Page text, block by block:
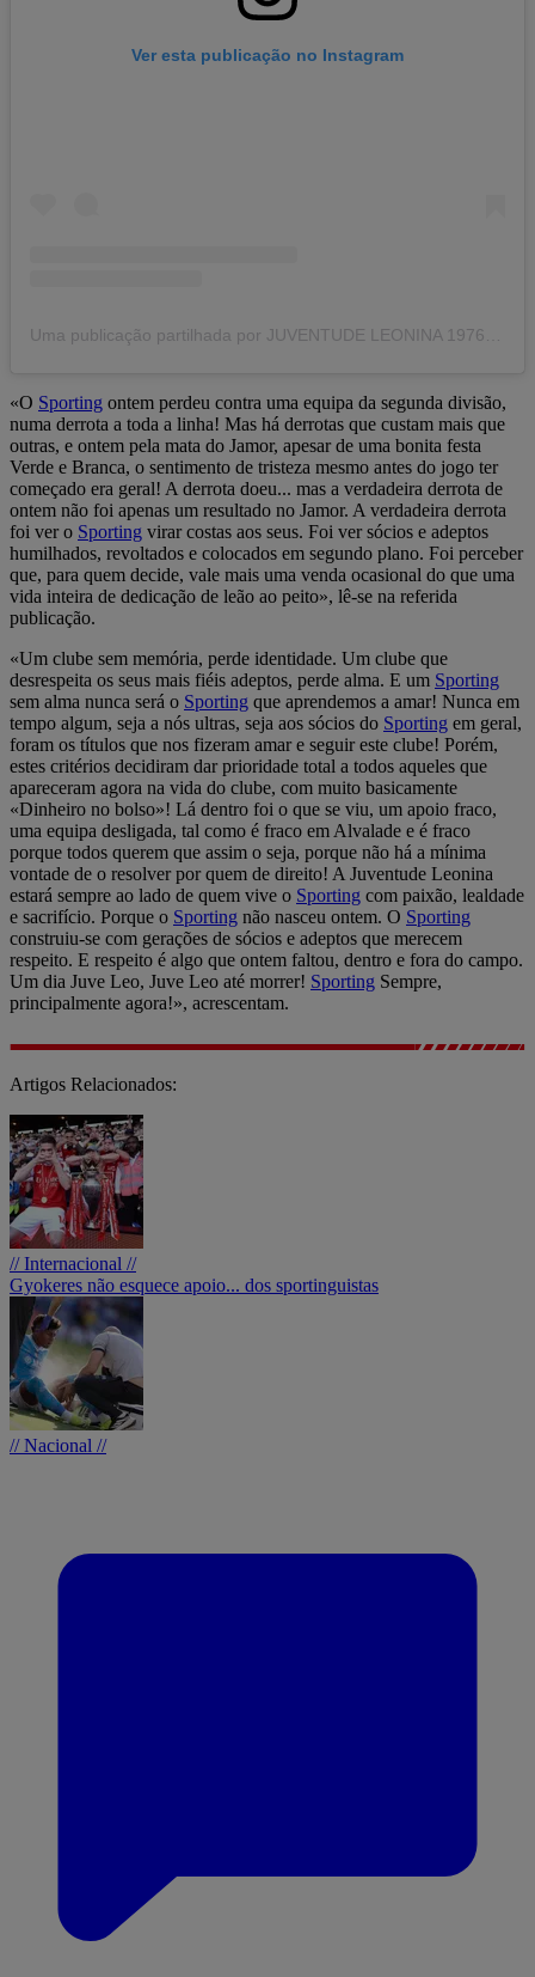
Ver esta publicação no Instagram
«O Sporting ontem perdeu contra uma equipa da segunda divisão,
numa derrota a toda a linha! Mas há derrotas que custam mais que
outras, e ontem pela mata do Jamor, apesar de uma bonita festa
Verde e Branca, o sentimento de tristeza mesmo antes do jogo ter
começado era geral! A derrota doeu... mas a verdadeira derrota de
ontem não foi apenas um resultado no Jamor. A verdadeira derrota
foi ver o Sporting virar costas aos seus. Foi ver sócios e adeptos
humilhados, revoltados e colocados em segundo plano. Foi perceber
que, para quem decide, vale mais uma venda ocasional do que uma
vida inteira de dedicação de leão ao peito», lê-se na referida
publicação.
«Um clube sem memória, perde identidade. Um clube que
desrespeita os seus mais fiéis adeptos, perde alma. E um Sporting
sem alma nunca será o Sporting que aprendemos a amar! Nunca em
tempo algum, seja a nós ultras, seja aos sócios do Sporting em geral,
foram os títulos que nos fizeram amar e seguir este clube! Porém,
estes critérios decidiram dar prioridade total a todos aqueles que
apareceram agora na vida do clube, com muito basicamente
«Dinheiro no bolso»! Lá dentro foi o que se viu, um apoio fraco,
uma equipa desligada, tal como é fraco em Alvalade e é fraco
porque todos querem que assim o seja, porque não há a mínima
vontade de o resolver por quem de direito! A Juventude Leonina
estará sempre ao lado de quem vive o Sporting com paixão, lealdade
e sacrifício. Porque o Sporting não nasceu ontem. O Sporting
construiu-se com gerações de sócios e adeptos que merecem
respeito. E respeito é algo que ontem faltou, dentro e fora do campo.
Um dia Juve Leo, Juve Leo até morrer! Sporting Sempre,
principalmente agora!», acrescentam.
Artigos Relacionados:
// Internacional //
Gyokeres não esquece apoio... dos sportinguistas
// Nacional //